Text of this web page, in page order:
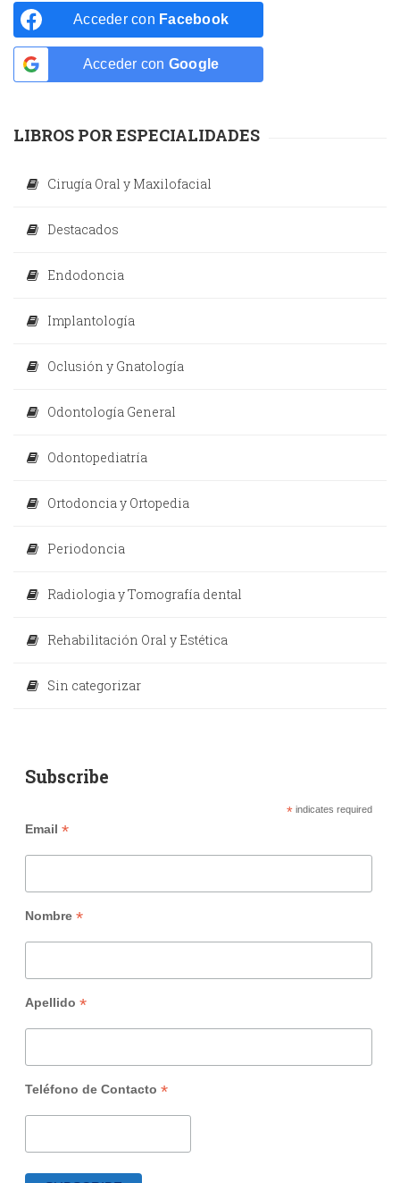
Acceder con Facebook
Acceder con Google
LIBROS POR ESPECIALIDADES
Cirugía Oral y Maxilofacial
Destacados
Endodoncia
Implantología
Oclusión y Gnatología
Odontología General
Odontopediatría
Ortodoncia y Ortopedia
Periodoncia
Radiologia y Tomografía dental
Rehabilitación Oral y Estética
Sin categorizar
Subscribe
*indicates required
Email *
Nombre *
Apellido *
Teléfono de Contacto *